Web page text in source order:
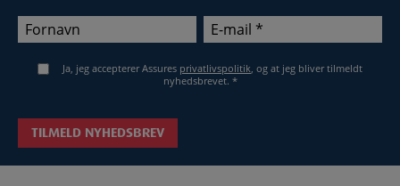
Ja, jeg accepterer Assures privatlivspolitik , og at jeg bliver tilmeldt
nyhedsbrevet. *